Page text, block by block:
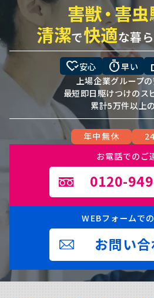
害獣・害
清潔で快適な暮
heart_check安心 timer早い
上場企業グループの
最短即日駆けつけのス
累計5万件以上
年中無休
お電話でのご
0120-
WEBフォームで
お問い